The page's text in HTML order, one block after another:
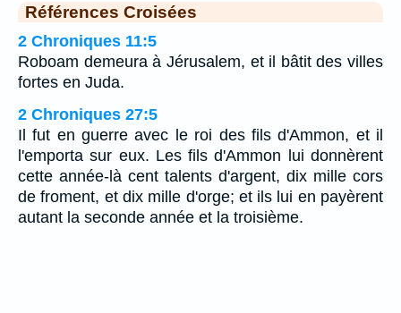
Références Croisées
2 Chroniques 11:5
Roboam demeura à Jérusalem, et il bâtit des villes
fortes en Juda.
2 Chroniques 27:5
Il fut en guerre avec le roi des fils d'Ammon, et il
l'emporta sur eux. Les fils d'Ammon lui donnèrent
cette année-là cent talents d'argent, dix mille cors
de froment, et dix mille d'orge; et ils lui en payèrent
autant la seconde année et la troisième.